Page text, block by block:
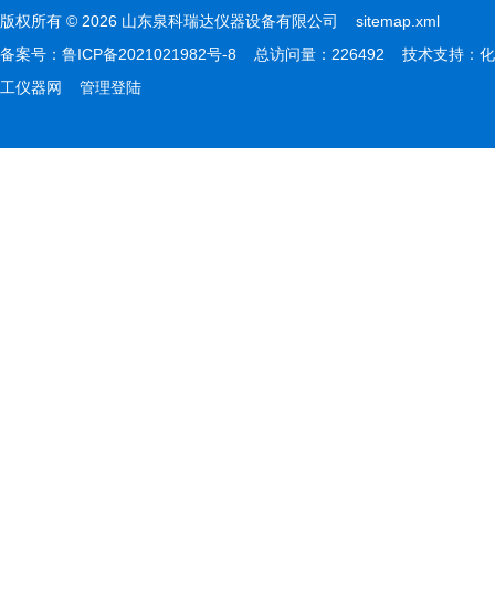
版权所有 © 2026 山东泉科瑞达仪器设备有限公司 sitemap.xml
备案号： 鲁ICP备2021021982号-8 总访问量：226492 技术支持： 化
工仪器网
管理登陆